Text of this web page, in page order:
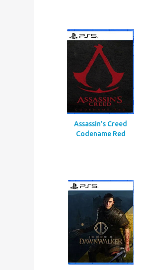
Assassin’s Creed
Codename Red